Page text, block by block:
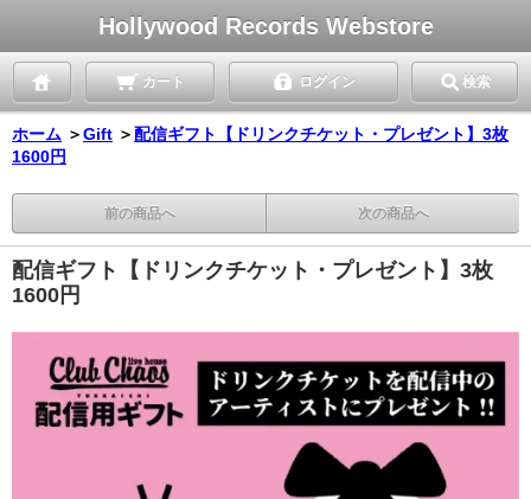
Hollywood Records Webstore
カート ログイン 検索
ホーム ＞Gift ＞配信ギフト【ドリンクチケット・プレゼント】3枚
1600円
前の商品へ 次の商品へ
配信ギフト【ドリンクチケット・プレゼント】3枚
1600円